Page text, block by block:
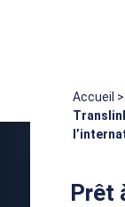
Accueil >
Prêt